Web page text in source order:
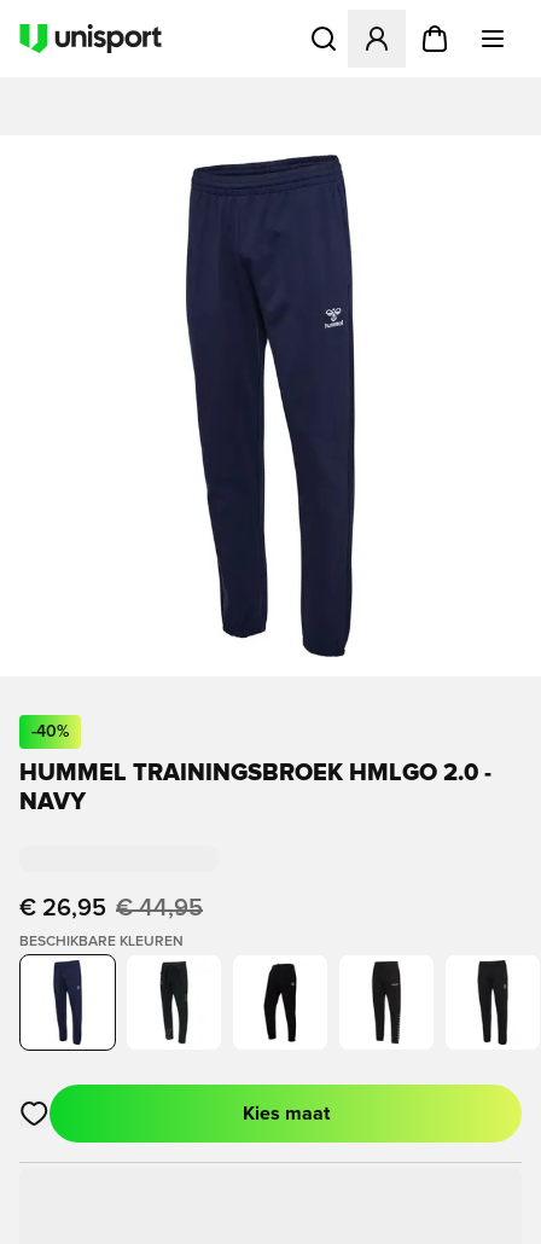
Opent een venster om in
-40%
HUMMEL TRAININGSBROEK HMLGO 2.0 -
NAVY
€ 26,95 € 44,95
BESCHIKBARE KLEUREN
Opent een venster om in te loggen of je aan te melden als lid
Kies maat